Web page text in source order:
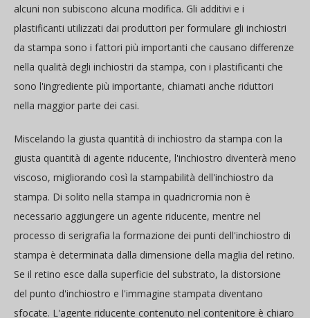
alcuni non subiscono alcuna modifica. Gli additivi e i
plastificanti utilizzati dai produttori per formulare gli inchiostri
da stampa sono i fattori più importanti che causano differenze
nella qualità degli inchiostri da stampa, con i plastificanti che
sono l'ingrediente più importante, chiamati anche riduttori
nella maggior parte dei casi.
Miscelando la giusta quantità di inchiostro da stampa con la
giusta quantità di agente riducente, l'inchiostro diventerà meno
viscoso, migliorando così la stampabilità dell'inchiostro da
stampa. Di solito nella stampa in quadricromia non è
necessario aggiungere un agente riducente, mentre nel
processo di serigrafia la formazione dei punti dell'inchiostro di
stampa è determinata dalla dimensione della maglia del retino.
Se il retino esce dalla superficie del substrato, la distorsione
del punto d'inchiostro e l'immagine stampata diventano
sfocate. L'agente riducente contenuto nel contenitore è chiaro